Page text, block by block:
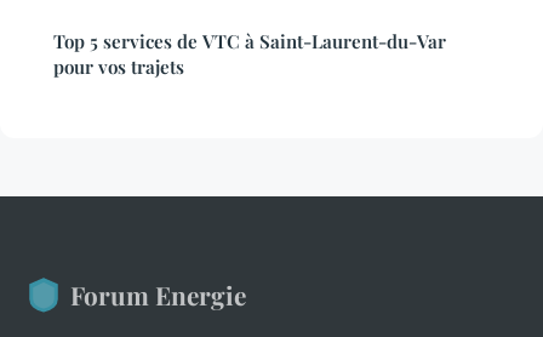
Top 5 services de VTC à Saint-Laurent-du-Var
pour vos trajets
Forum Energie